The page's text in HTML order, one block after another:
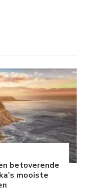
betoverende
mooiste